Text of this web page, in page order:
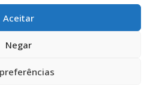
Aceitar
Negar
para a rede móvel nacional)